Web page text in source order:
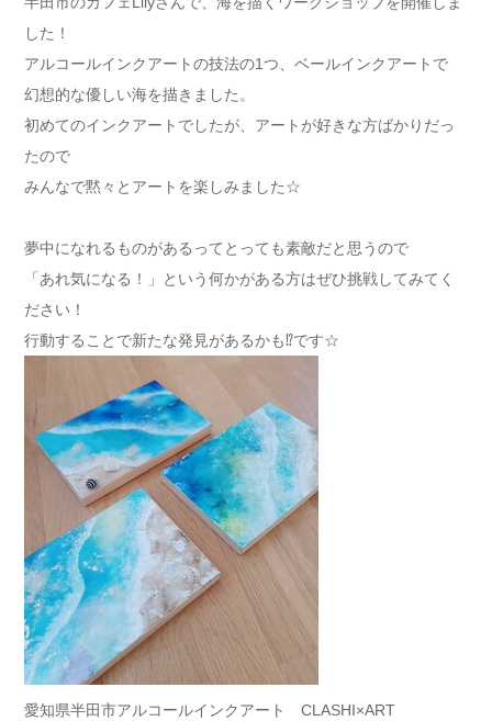
した！
アルコールインクアートの技法の1つ、ベールインクアートで
幻想的な優しい海を描きました。
初めてのインクアートでしたが、アートが好きな方ばかりだっ
たので
みんなで黙々とアートを楽しみました☆
夢中になれるものがあるってとっても素敵だと思うので
「あれ気になる！」という何かがある方はぜひ挑戦してみてく
ださい！
行動することで新たな発見があるかも⁉です☆
愛知県半田市アルコールインクアート CLASHI×ART